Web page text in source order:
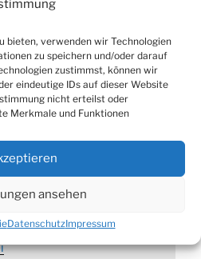
bieten, verwenden wir Technologien
zu speichern und/oder darauf
zustimmst, können wir
eindeutige IDs auf dieser Website
nicht erteilst oder
Merkmale und Funktionen
ansehen
DatenschutzImpressum
Wochenenden der Erzquell